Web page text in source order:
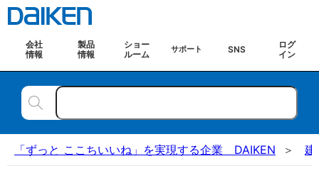
会社
情報
製品
情報
ショー
ルーム
サポート SNS
ログ
イン
「ずっと ここちいいね」を実現する企業 DAIKEN 建